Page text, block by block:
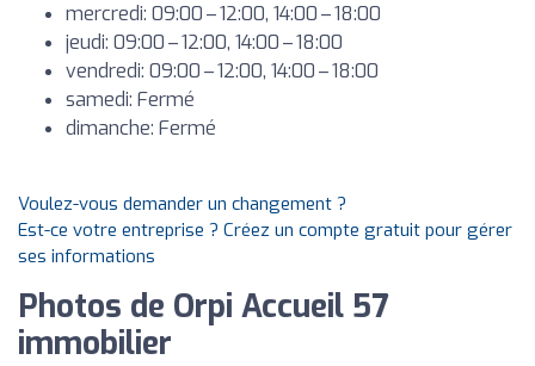
mercredi: 09:00 – 12:00, 14:00 – 18:00
jeudi: 09:00 – 12:00, 14:00 – 18:00
vendredi: 09:00 – 12:00, 14:00 – 18:00
samedi: Fermé
dimanche: Fermé
Voulez-vous demander un changement ?
Est-ce votre entreprise ? Créez un compte gratuit pour gérer
ses informations
Photos de Orpi Accueil 57
immobilier